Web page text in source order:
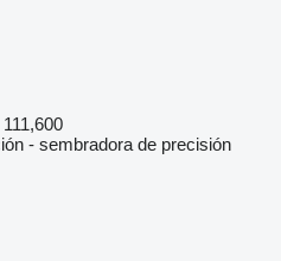
- sembradora de precisión